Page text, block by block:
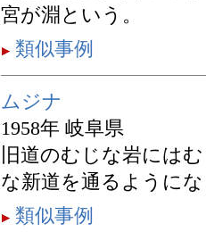
宮が淵という。
類似事例
ムジナ
1958年 岐阜県
旧道のむじな岩には
な新道を通るように
類似事例